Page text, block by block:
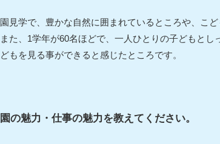
園見学で、豊かな自然に囲まれているところや、こ
また、1学年が60名ほどで、一人ひとりの子どもと
どもを見る事ができると感じたところです。
園の魅力・仕事の魅力を教えてください。